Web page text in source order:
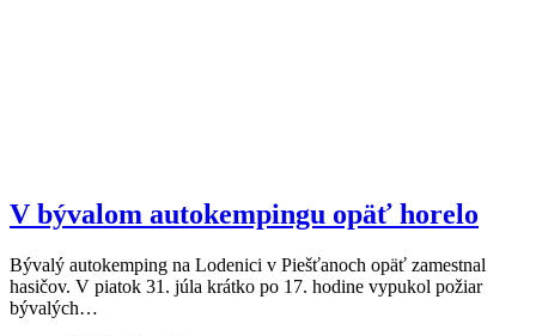
V bývalom autokempingu opäť horelo
Bývalý autokemping na Lodenici v Piešťanoch opäť zamestnal
hasičov. V piatok 31. júla krátko po 17. hodine vypukol požiar
bývalých…